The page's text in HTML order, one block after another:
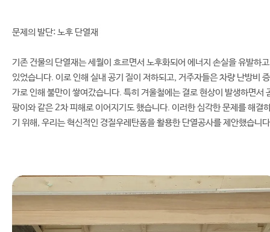
문제의 발단: 노후 단열재
기존 건물의 단열재는 세월이 흐르면서 노후화되어 에너지 손실을 유발하고
있었습니다. 이로 인해 실내 공기 질이 저하되고, 거주자들은 차량 난방비 증
가로 인해 불만이 쌓여갔습니다. 특히 겨울철에는 결로 현상이 발생하면서
팡이와 같은 2차 피해로 이어지기도 했습니다. 이러한 심각한 문제를 해결
기 위해, 우리는 혁신적인 경질우레탄폼을 활용한 단열공사를 제안했습니